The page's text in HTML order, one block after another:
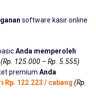
software kasir online
Anda memperoleh
(Rp. 125.000 – Rp. 5.555)
premium Anda
Rp. 122.223 / cabang (Rp.